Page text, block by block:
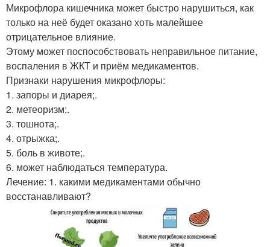
Микрофлора кишечника может быстро нарушиться, как
только на неё будет оказано хоть малейшее
отрицательное влияние.
Этому может поспособствовать неправильное питание,
воспаления в ЖКТ и приём медикаментов.
Признаки нарушения микрофлоры:
1. запоры и диарея;.
2. метеоризм;.
3. тошнота;.
4. отрыжка;.
5. боль в животе;.
6. может наблюдаться температура.
Лечение: 1. какими медикаментами обычно
восстанавливают?